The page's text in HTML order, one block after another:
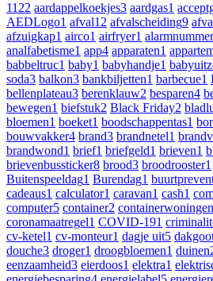
1122 aardappelkoekjes3 aardgas1
AEDLogo1 afval12 afvalscheiding9
afzuigkap1 airco1 airfryer1 alarmnummer
analfabetisme1 app4 apparaten1
babbeltruc1 baby1 babyhandje1
soda3 balkon3 bankbiljetten1 barbecue1
bellenplateau3 berenklauw2 besparen4
bewegen1 biefstuk2 Black Friday2
bloemen1 boeket1 boodschappentas1
bouwvakker4 brand3 brandnetel1
brandwond1 brief1 briefgeld1 brieven1
brievenbussticker8 brood3 broodrooster1
Buitenspeeldag1 Burendag1
cadeaus1 calculator1 caravan1 cash1
computer5 container2 containerwoningen
coronamaatregel1 COVID-191
cv-ketel1 cv-monteur1 dagje uit5
douche3 droger1 droogbloemen1 duinen
eenzaamheid3 eierdoos1 elektra1